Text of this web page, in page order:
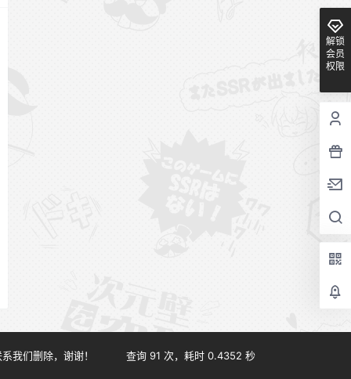
解锁
会员
权限
我们删除，谢谢！ 查询 91 次，耗时 0.4352 秒